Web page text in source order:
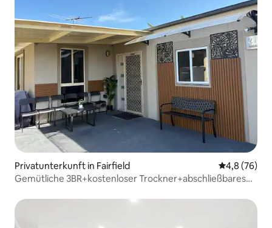
Privatunterkunft in Fairfield
4,8 (76)
Gemütliche 3BR+kostenloser Trockner+abschließbares